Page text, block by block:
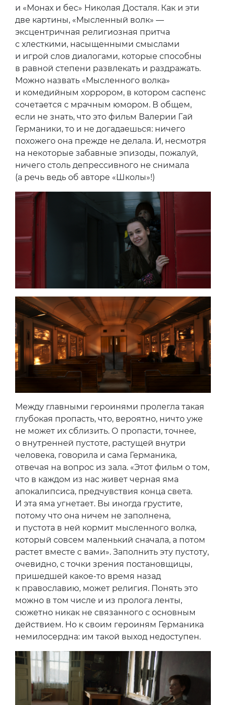
и «Монах и бес» Николая Досталя. Как и эти
две картины, «Мысленный волк» —
эксцентричная религиозная притча
с хлесткими, насыщенными смыслами
и игрой слов диалогами, которые способны
в равной степени развлекать и раздражать.
Можно назвать «Мысленного волка»
и комедийным хоррором, в котором саспенс
сочетается с мрачным юмором. В общем,
если не знать, что это фильм Валерии Гай
Германики, то и не догадаешься: ничего
похожего она прежде не делала. И, несмотря
на некоторые забавные эпизоды, пожалуй,
ничего столь депрессивного не снимала
(а речь ведь об авторе «Школы»!)
Между главными героинями пролегла такая
глубокая пропасть, что, вероятно, ничто уже
не может их сблизить. О пропасти, точнее,
о внутренней пустоте, растущей внутри
человека, говорила и сама Германика,
отвечая на вопрос из зала. «Этот фильм о том,
что в каждом из нас живет черная яма
апокалипсиса, предчувствия конца света.
И эта яма угнетает. Вы иногда грустите,
потому что она ничем не заполнена,
и пустота в ней кормит мысленного волка,
который совсем маленький сначала, а потом
растет вместе с вами». Заполнить эту пустоту,
очевидно, с точки зрения постановщицы,
пришедшей какое-то время назад
к православию, может религия. Понять это
можно в том числе и из пролога ленты,
сюжетно никак не связанного с основным
действием. Но к своим героиням Германика
немилосердна: им такой выход недоступен.